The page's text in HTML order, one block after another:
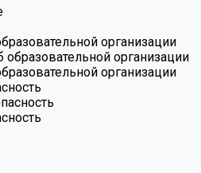
организации
организации